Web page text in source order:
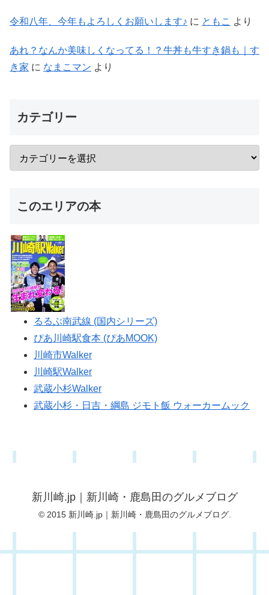
令和八年、今年もよろしくお願いします♪ に ともこ より
あれ？なんか美味しくなってる！？牛丼も牛すき鍋も｜す
き家 に なまこマン より
カテゴリー
このエリアの本
るるぶ南武線 (国内シリーズ)
ぴあ川崎駅食本 (ぴあMOOK)
川崎市Walker
川崎駅Walker
武蔵小杉Walker
武蔵小杉・日吉・綱島 ジモト飯 ウォーカームック
新川崎.jp｜新川崎・鹿島田のグルメブログ
© 2015 新川崎.jp｜新川崎・鹿島田のグルメブログ.